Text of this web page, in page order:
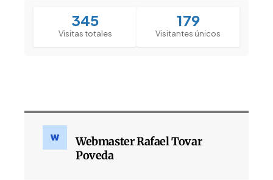
345
Visitas totales
179
Visitantes únicos
Webmaster Rafael Tovar
Poveda